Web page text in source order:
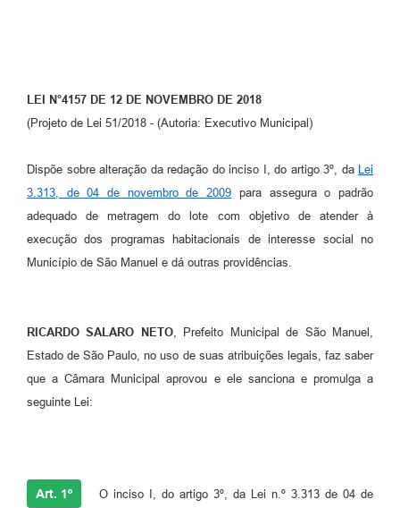
LEI N°4157 DE 12 DE NOVEMBRO DE 2018
(Projeto de Lei 51/2018 - (Autoria: Executivo Municipal)
Dispõe sobre alteração da redação do inciso I, do artigo 3º, da Lei
3.313, de 04 de novembro de 2009 para assegura o padrão
adequado de metragem do lote com objetivo de atender à
execução dos programas habitacionais de interesse social no
Município de São Manuel e dá outras providências.
RICARDO SALARO NETO, Prefeito Municipal de São Manuel,
Estado de São Paulo, no uso de suas atribuições legais, faz saber
que a Câmara Municipal aprovou e ele sanciona e promulga a
seguinte Lei:
Art. 1º O inciso I, do artigo 3º, da Lei n.º 3.313 de 04 de